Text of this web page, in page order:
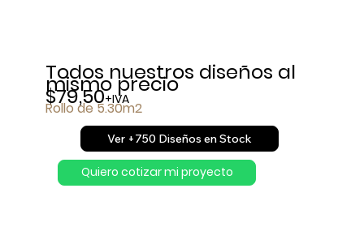
Todos nuestros diseños al
mismo precio
$79,50+IVA
Rollo de 5.30m2
Ver +750 Diseños en Stock
Quiero cotizar mi proyecto